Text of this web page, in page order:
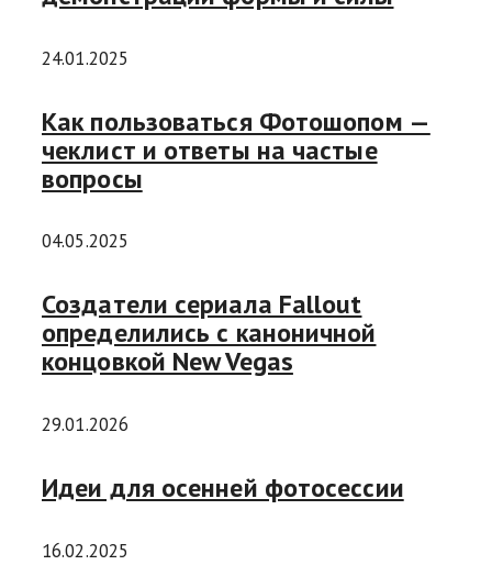
24.01.2025
Как пользоваться Фотошопом —
чеклист и ответы на частые
вопросы
04.05.2025
Создатели сериала Fallout
определились с каноничной
концовкой New Vegas
29.01.2026
Идеи для осенней фотосессии
16.02.2025